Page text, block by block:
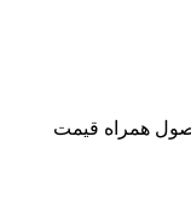
محصول همراه قیمت